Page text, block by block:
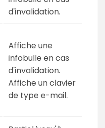
d'invalidation.
Affiche une
infobulle en cas
d'invalidation.
Affiche un clavier
de type e-mail.